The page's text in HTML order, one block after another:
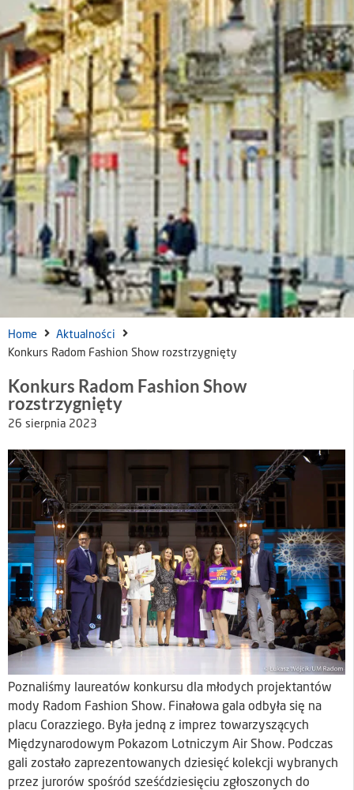
Home
Aktualności
Konkurs Radom Fashion Show rozstrzygnięty
Konkurs Radom Fashion Show
rozstrzygnięty
26 sierpnia 2023
Poznaliśmy laureatów konkursu dla młodych projektantów
mody Radom Fashion Show. Finałowa gala odbyła się na
placu Corazziego. Była jedną z imprez towarzyszących
Międzynarodowym Pokazom Lotniczym Air Show. Podczas
gali zostało zaprezentowanych dziesięć kolekcji wybranych
przez jurorów spośród sześćdziesięciu zgłoszonych do